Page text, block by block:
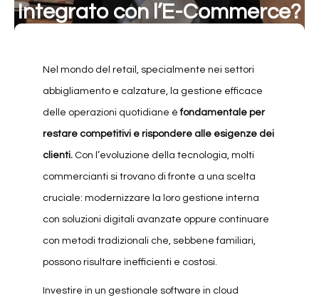
Integrato con l’E-Commerce?
Nel mondo del retail, specialmente nei settori
abbigliamento e calzature, la gestione efficace
delle operazioni quotidiane èfondamentale per
restare competitivi e rispondere alle esigenze dei
clienti. Con l’evoluzione della tecnologia, molti
commercianti si trovano di fronte a una scelta
cruciale: modernizzare la loro gestione interna
con soluzioni digitali avanzate oppure continuare
con metodi tradizionali che, sebbene familiari,
possono risultare inefficienti e costosi.
Investire in un gestionale software in cloud